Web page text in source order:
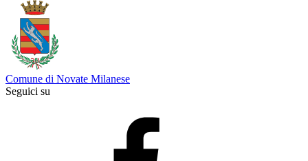
Comune di Novate Milanese
Seguici su